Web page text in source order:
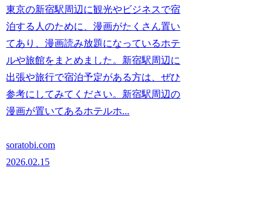
東京の新宿駅周辺に観光やビジネスで宿
泊する人のために、漫画がたくさん置い
てあり、漫画読み放題になっているホテ
ルや旅館をまとめました。新宿駅周辺に
出張や旅行で宿泊予定がある方は、ぜひ
参考にしてみてください。新宿駅周辺の
漫画が置いてあるホテルホ...
soratobi.com
2026.02.15